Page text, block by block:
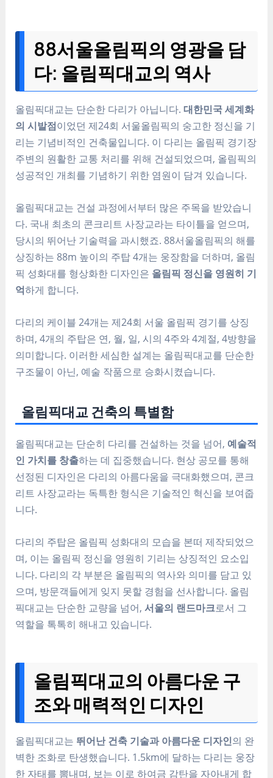
88서울올림픽의 영광을 담
다: 올림픽대교의 역사
올림픽대교는 단순한 다리가 아닙니다.대한민국 세계화
의 시발점이었던 제24회 서울올림픽의 숭고한 정신을 기
리는 기념비적인 건축물입니다. 이 다리는 올림픽 경기장
주변의 원활한 교통 처리를 위해 건설되었으며, 올림픽의
성공적인 개최를 기념하기 위한 염원이 담겨 있습니다.
올림픽대교는 건설 과정에서부터 많은 주목을 받았습니
다. 국내 최초의 콘크리트 사장교라는 타이틀을 얻으며,
당시의 뛰어난 기술력을 과시했죠. 88서울올림픽의 해를
상징하는 88m 높이의 주탑 4개는 웅장함을 더하며, 올림
픽 성화대를 형상화한 디자인은 올림픽 정신을 영원히 기
억하게 합니다.
다리의 케이블 24개는 제24회 서울 올림픽 경기를 상징
하며, 4개의 주탑은 연, 월, 일, 시의 4주와 4계절, 4방향을
의미합니다. 이러한 세심한 설계는 올림픽대교를 단순한
구조물이 아닌, 예술 작품으로 승화시켰습니다.
올림픽대교 건축의 특별함
올림픽대교는 단순히 다리를 건설하는 것을 넘어, 예술적
인 가치를 창출하는 데 집중했습니다. 현상 공모를 통해
선정된 디자인은 다리의 아름다움을 극대화했으며, 콘크
리트 사장교라는 독특한 형식은 기술적인 혁신을 보여줍
니다.
다리의 주탑은 올림픽 성화대의 모습을 본떠 제작되었으
며, 이는 올림픽 정신을 영원히 기리는 상징적인 요소입
니다. 다리의 각 부분은 올림픽의 역사와 의미를 담고 있
으며, 방문객들에게 잊지 못할 경험을 선사합니다. 올림
픽대교는 단순한 교량을 넘어,서울의 랜드마크로서 그
역할을 톡톡히 해내고 있습니다.
올림픽대교의 아름다운 구
조와 매력적인 디자인
올림픽대교는 뛰어난 건축 기술과 아름다운 디자인의 완
벽한 조화로 탄생했습니다. 1.5km에 달하는 다리는 웅장
한 자태를 뽐내며, 보는 이로 하여금 감탄을 자아내게 합